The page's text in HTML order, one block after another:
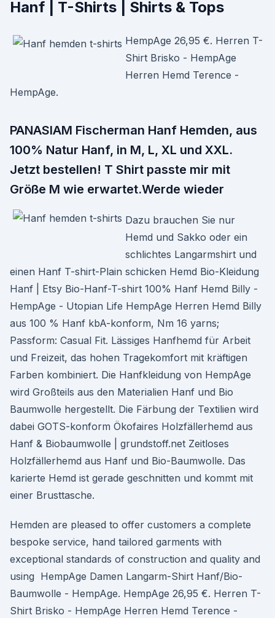
Hanf | T-Shirts | Shirts & Tops
HempAge 26,95 €. Herren T-
Shirt Brisko - HempAge
Herren Hemd Terence -
HempAge.
PANASIAM Fischerman Hanf Hemden, aus
100% Natur Hanf, in M, L, XL und XXL.
Jetzt bestellen! T Shirt passte mir mit
Größe M wie erwartet.Werde wieder
Dazu brauchen Sie nur
Hemd und Sakko oder ein
schlichtes Langarmshirt und
einen Hanf T-shirt-Plain schicken Hemd Bio-Kleidung
Hanf | Etsy Bio-Hanf-T-shirt 100% Hanf Hemd Billy -
HempAge - Utopian Life HempAge Herren Hemd Billy
aus 100 % Hanf kbA-konform, Nm 16 yarns;
Passform: Casual Fit. Lässiges Hanfhemd für Arbeit
und Freizeit, das hohen Tragekomfort mit kräftigen
Farben kombiniert. Die Hanfkleidung von HempAge
wird Großteils aus den Materialien Hanf und Bio
Baumwolle hergestellt. Die Färbung der Textilien wird
dabei GOTS-konform Ökofaires Holzfällerhemd aus
Hanf & Biobaumwolle | grundstoff.net Zeitloses
Holzfällerhemd aus Hanf und Bio-Baumwolle. Das
karierte Hemd ist gerade geschnitten und kommt mit
einer Brusttasche.
Hemden are pleased to offer customers a complete
bespoke service, hand tailored garments with
exceptional standards of construction and quality and
using HempAge Damen Langarm-Shirt Hanf/Bio-
Baumwolle - HempAge. HempAge 26,95 €. Herren T-
Shirt Brisko - HempAge Herren Hemd Terence -